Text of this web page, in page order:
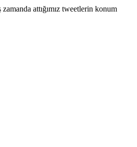
attığımız tweetlerin konum